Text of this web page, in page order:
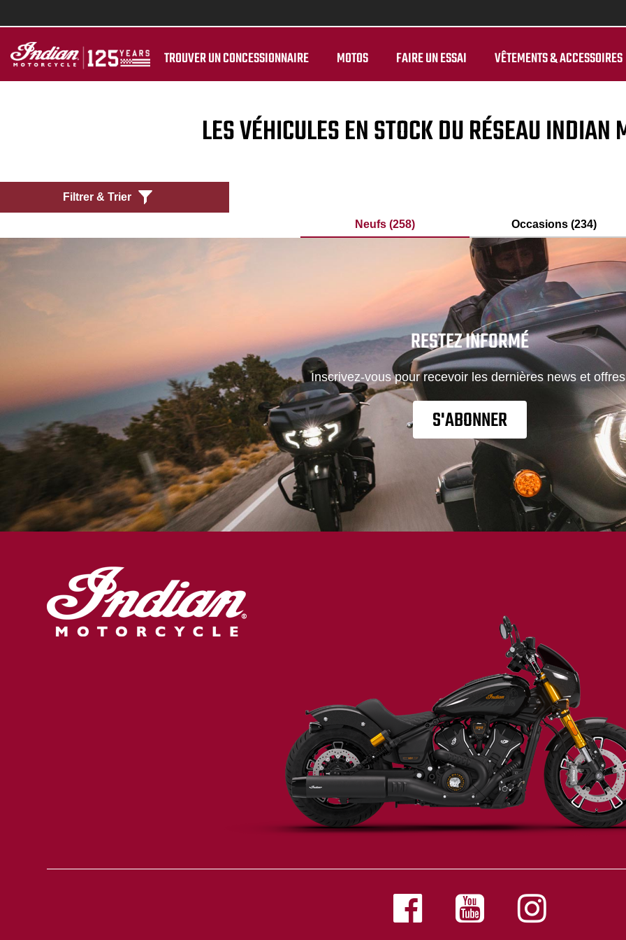
TROUVER UN CONCESSIONNAIRE MOTOS FAIRE UN ESSAI VÊTEMENTS & ACCESSOIRES
LES VÉHICULES EN STOCK DU RÉSEAU INDIAN
Filtrer & Trier
Neufs (258) Occasions (234)
RESTEZ INFORMÉ
Inscrivez-vous pour recevoir les dernières news et
S'ABONNER